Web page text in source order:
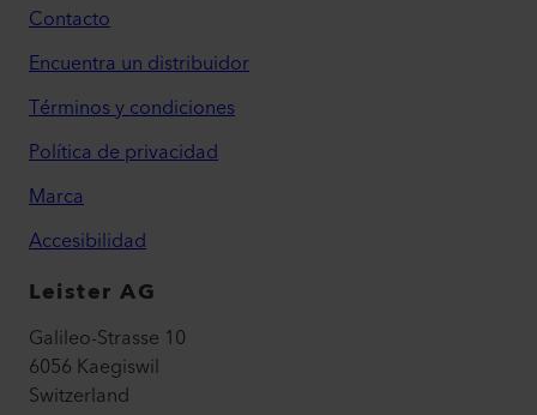
Contacto
Encuentra un distribuidor
Términos y condiciones
Política de privacidad
Marca
Accesibilidad
Leister AG
Galileo-Strasse 10
6056 Kaegiswil
Switzerland